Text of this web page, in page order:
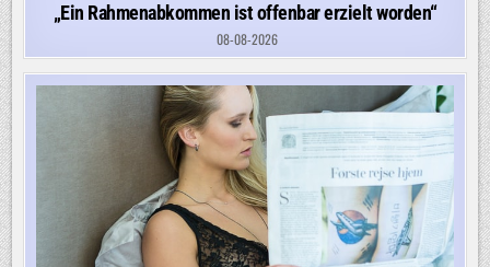
„Ein Rahmenabkommen ist offenbar erzielt worden“
08-08-2026